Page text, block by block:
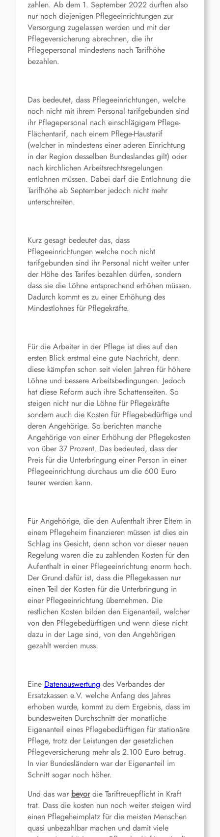
zahlen. Ab dem 1. September 2022 durften also
nur noch diejenigen Pflegeeinrichtungen zur
Versorgung zugelassen werden und mit der
Pflegeversicherung abrechnen, die ihr
Pflegepersonal mindestens nach Tarifhöhe
bezahlen.
Das bedeutet, dass Pflegeeinrichtungen, welche
noch nicht mit ihrem Personal tarifgebunden sind
ihr Pflegepersonal nach einschlägigem Pflege-
Flächentarif, nach einem Pflege-Haustarif
(welcher in mindestens einer aderen Einrichtung
in der Region desselben Bundeslandes gilt) oder
nach kirchlichen Arbeitsrechtsregelungen
entlohnen müssen. Dabei darf die Entlohnung die
Tarifhöhe ab September jedoch nicht mehr
unterschreiten.
Kurz gesagt bedeutet das, dass
Pflegeeinrichtungen welche noch nicht
tarifgebunden sind ihr Personal nicht weiter unter
der Höhe des Tarifes bezahlen dürfen, sondern
dass sie die Löhne entsprechend erhöhen müssen.
Dadurch kommt es zu einer Erhöhung des
Mindestlohnes für Pflegekräfte.
Für die Arbeiter in der Pflege ist dies auf den
ersten Blick erstmal eine gute Nachricht, denn
diese kämpfen schon seit vielen Jahren für höhere
Löhne und bessere Arbeitsbedingungen. Jedoch
hat diese Reform auch ihre Schattenseiten. So
steigen nicht nur die Löhne für Pflegekräfte
sondern auch die Kosten für Pflegebedürftige und
deren Angehörige. So berichten manche
Angehörige von einer Erhöhung der Pflegekosten
von über 37 Prozent. Das bedeuted, dass der
Preis für die Unterbringung einer Person in einer
Pflegeeinrichtung durchaus um die 600 Euro
teurer werden kann.
Für Angehörige, die den Aufenthalt ihrer Eltern in
einem Pflegeheim finanzieren müssen ist dies ein
Schlag ins Gesicht, denn schon vor dieser neuen
Regelung waren die zu zahlenden Kosten für den
Aufenthalt in einer Pflegeeinrichtung enorm hoch.
Der Grund dafür ist, dass die Pflegekassen nur
einen Teil der Kosten für die Unterbringung in
einer Pflegeeinrichtung übernehmen. Die
restlichen Kosten bilden den Eigenanteil, welcher
von den Pflegebedürftigen und wenn diese nicht
dazu in der Lage sind, von den Angehörigen
gezahlt werden muss.
Eine Datenauswertung des Verbandes der
Ersatzkassen e.V. welche Anfang des Jahres
erhoben wurde, kommt zu dem Ergebnis, dass im
bundesweiten Durchschnitt der monatliche
Eigenanteil eines Pflegebedürftigen für stationäre
Pflege, trotz der Leistungen der gesetzlichen
Pflegeversicherung mehr als 2.100 Euro betrug.
In vier Bundesländern war der Eigenanteil im
Schnitt sogar noch höher.
Und das war bevordie Tariftreuepflicht in Kraft
trat. Dass die kosten nun noch weiter steigen wird
einen Pflegeheimplatz für die meisten Menschen
quasi unbezahlbar machen und damit viele